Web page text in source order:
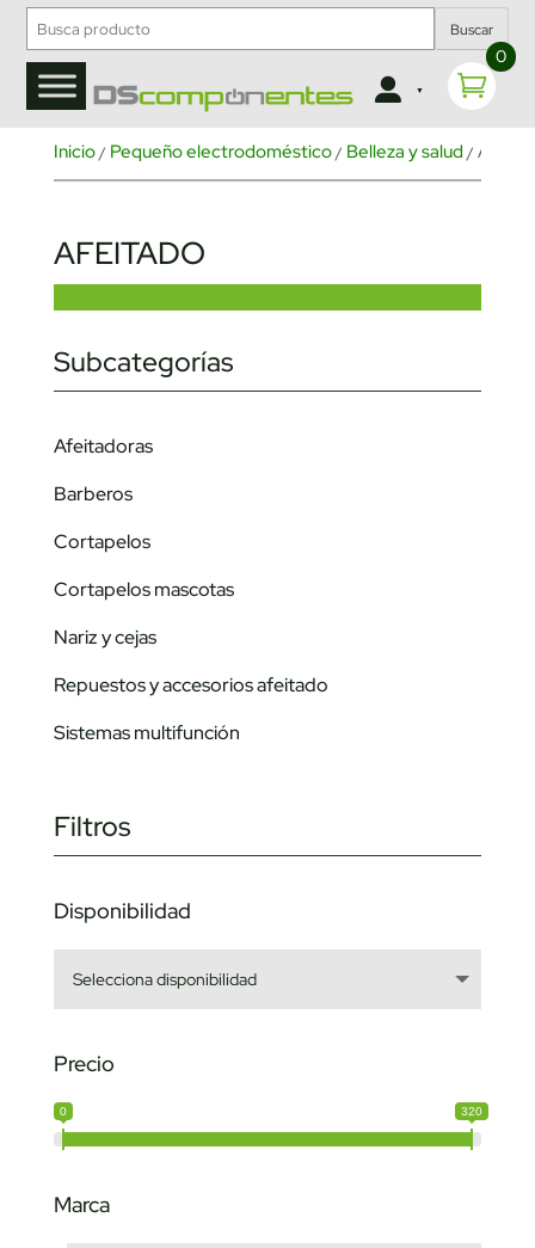
Buscar
0
Inicio/ Pequeño electrodoméstico/ Belleza y salud / Afeitado
AFEITADO
Subcategorías
Afeitadoras
Barberos
Cortapelos
Cortapelos mascotas
Nariz y cejas
Repuestos y accesorios afeitado
Sistemas multifunción
Filtros
Disponibilidad
Precio
0 320
Marca